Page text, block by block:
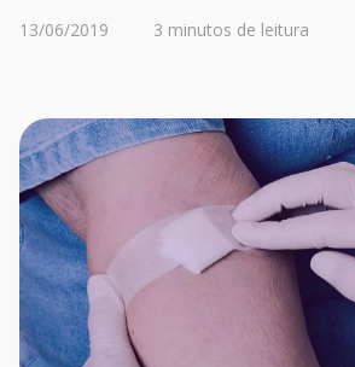
13/06/2019 3 minutos de leitura